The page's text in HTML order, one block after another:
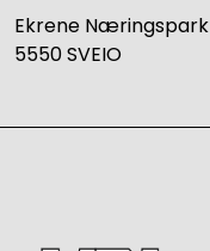
Ekrene Næringspark
5550 SVEIO